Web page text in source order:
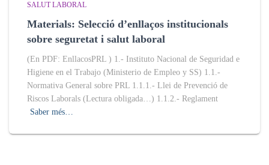
SALUT LABORAL
Materials: Selecció d’enllaços institucionals
sobre seguretat i salut laboral
(En PDF: EnllacosPRL ) 1.- Instituto Nacional de Seguridad e
Higiene en el Trabajo (Ministerio de Empleo y SS) 1.1.-
Normativa General sobre PRL 1.1.1.- Llei de Prevenció de
Riscos Laborals (Lectura obligada…) 1.1.2.- Reglament
Saber més…